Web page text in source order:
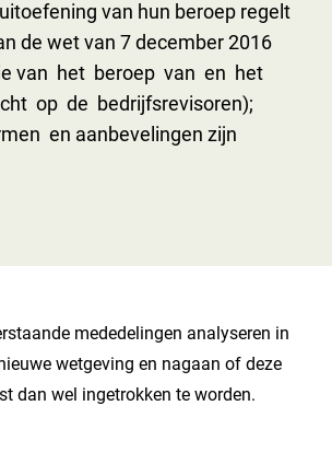
van hun beroep regelt
de wet van 7 december 2016
van het beroep van en het
op de bedrijfsrevisoren);
en aanbevelingen zijn
mededelingen analyseren in
wetgeving en nagaan of deze
dan wel ingetrokken te worden.